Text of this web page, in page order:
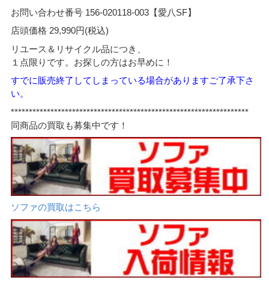
お問い合わせ番号 156-020118-003【愛八SF】
店頭価格 29,990円(税込)
リユース＆リサイクル品につき、
１点限りです。お探しの方はお早めに！
すでに販売終了してしまっている場合がありますご了承下さ
い。
******************************************************************
同商品の買取も募集中です！
ソファの買取はこちら